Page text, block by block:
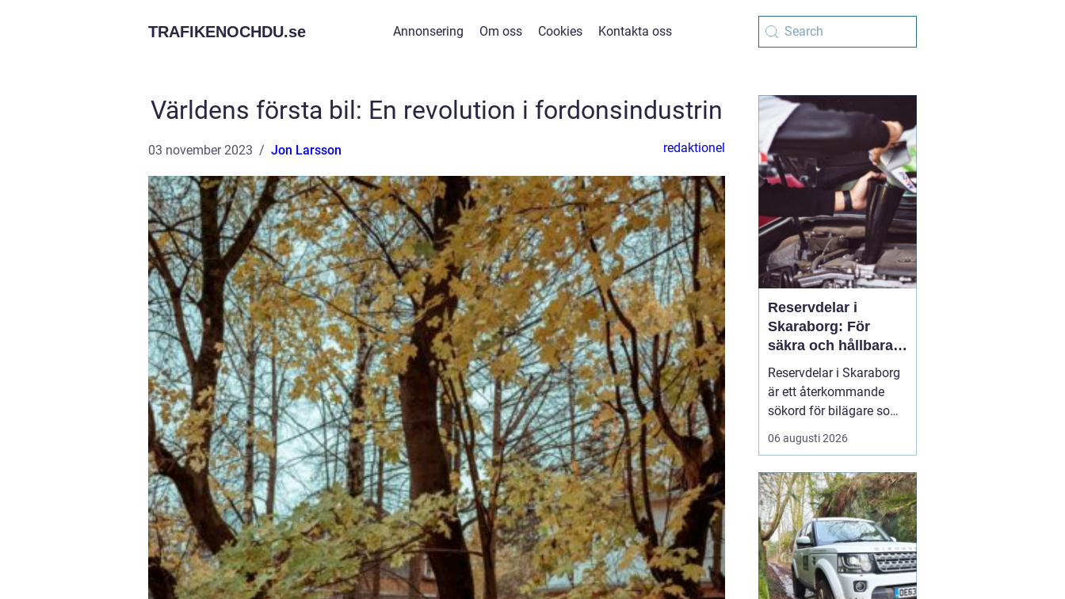
TRAFIKENOCHDU.se Annonsering Om oss Cookies Kontakta oss
Världens första bil: En revolution i fordonsindustrin
03 november 2023 Jon Larsson redaktionel
Reservdelar i
Skaraborg: För
säkra och hållbara
bilar
Reservdelar i Skaraborg
är ett återkommande
sökord för bilägare som
vill hålla bilen i gott
skick utan att betala
regionen vänder sig till
lokala specialister som
bvs.nu när...
06 augusti 2026